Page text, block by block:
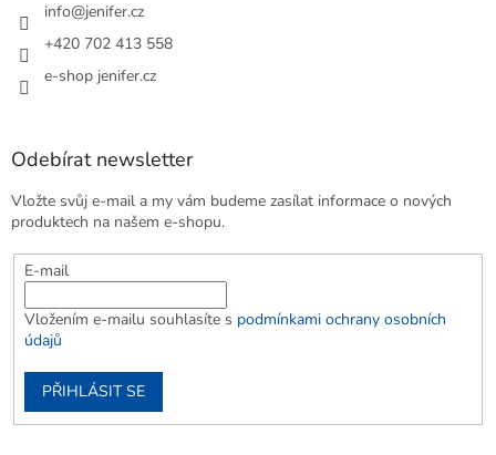
info@jenifer.cz
+420 702 413 558
e-shop jenifer.cz
Odebírat newsletter
Vložte svůj e-mail a my vám budeme zasílat informace o nových
produktech na našem e-shopu.
E-mail
Vložením e-mailu souhlasíte s podmínkami ochrany osobních
údajů
PŘIHLÁSIT SE